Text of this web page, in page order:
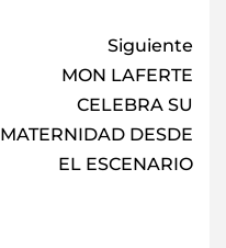
Siguiente
MON LAFERTE
CELEBRA SU
MATERNIDAD DESDE
EL ESCENARIO